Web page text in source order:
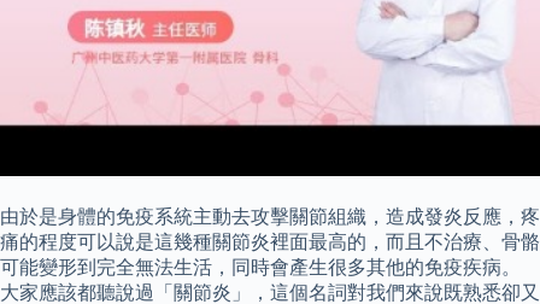
由於是身體的免疫系統主動去攻擊關節組織，造成發炎反應，疼
痛的程度可以說是這幾種關節炎裡面最高的，而且不治療、骨骼
可能變形到完全無法生活，同時會產生很多其他的免疫疾病。
大家應該都聽說過「關節炎」，這個名詞對我們來說既熟悉卻又